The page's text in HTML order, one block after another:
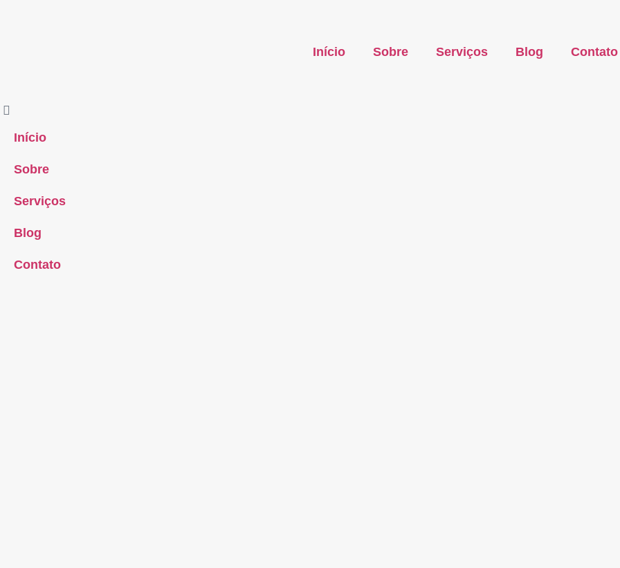
Início Sobre Serviços Blog Contato
Início
Sobre
Serviços
Blog
Contato